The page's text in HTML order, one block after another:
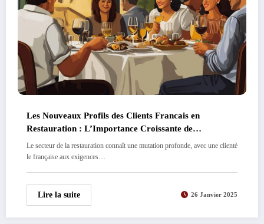
Les Nouveaux Profils des Clients Francais en
Restauration : L’Importance Croissante de
l’Ambiance
Le secteur de la restauration connaît une mutation profonde, avec une clientè
le française aux exigences…
Lire la suite 26 Janvier 2025